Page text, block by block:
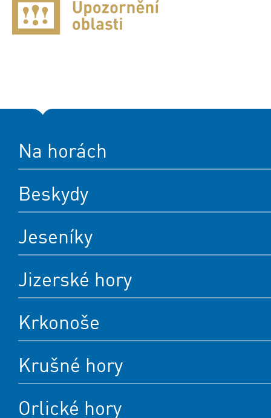
Na horách
Beskydy
Jeseníky
Jizerské hory
Krkonoše
Krušné hory
Orlické hory